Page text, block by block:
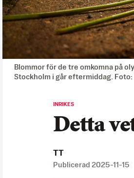
Blommor för de tre omkomna på
Stockholm i går eftermiddag.
INRIKES
Detta
TT
Publicerad 2025-11-15